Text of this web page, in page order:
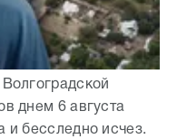
днем 6 августа
и бесследно исчез.